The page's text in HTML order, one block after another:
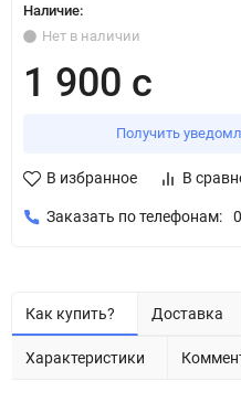
Наличие:
Нет в наличии
1 900 с
Получить
В избранное В
Заказать по телефонам:
Как купить? Доставка
Характеристики